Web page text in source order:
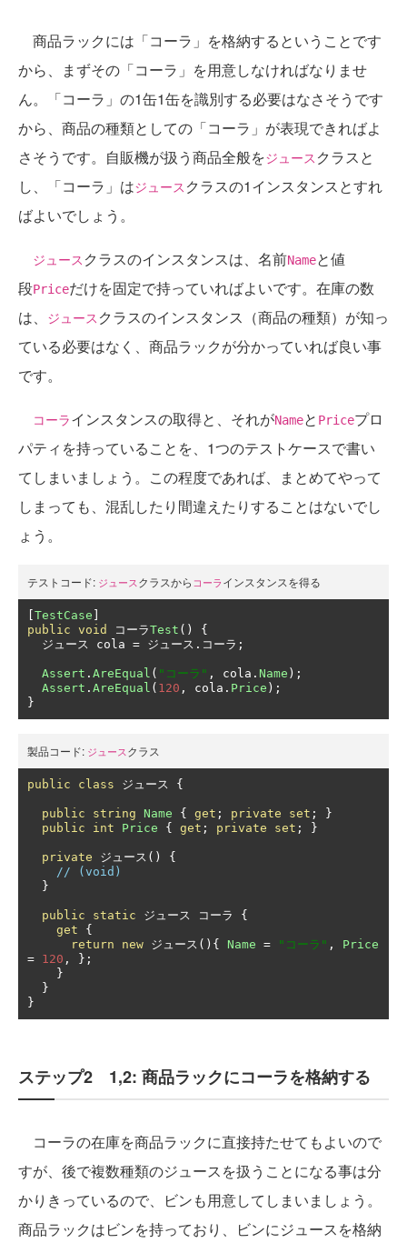
商品ラックには「コーラ」を格納するということです
から、まずその「コーラ」を用意しなければなりませ
ん。「コーラ」の1缶1缶を識別する必要はなさそうです
から、商品の種類としての「コーラ」が表現できればよ
さそうです。自販機が扱う商品全般をジュース クラスと
し、「コーラ」はジュース クラスの1インスタンスとすれ
ばよいでしょう。
ジュース クラスのインスタンスは、名前Nameと値
段Priceだけを固定で持っていればよいです。在庫の数
は、
ジュース クラスのインスタンス（商品の種類）が知っ
ている必要はなく、商品ラックが分かっていれば良い事
です。
コーラインスタンスの取得と、それがNameと Priceプロ
パティを持っていることを、1つのテストケースで書い
てしまいましょう。この程度であれば、まとめてやって
しまっても、混乱したり間違えたりすることはないでし
ょう。
テストコード: ジュース クラスから コーラ インスタンスを得る
TestCase
public void コーラTest ()
{
ジュース cola = ジュース.コーラ;
Assert . AreEqual ( "コーラ" , cola . Name );
Assert . AreEqual ( 120 , cola . Price );
}
製品コード: ジュース クラス
public class ジュース {
public string Name { get ; private set ;
}
public
int Price { get ; private set ; }
private ジュース()
{
// (void)
}
public static ジュース コーラ
{
get
{
return
new ジュース(){ Name = "コーラ" ,
Price
= 120 ,
};
}
}
}
ステップ2 1,2: 商品ラックにコーラを格納する
コーラの在庫を商品ラックに直接持たせてもよいので
すが、後で複数種類のジュースを扱うことになる事は分
かりきっているので、ビンも用意してしまいましょう。
商品ラックはビンを持っており、ビンにジュースを格納